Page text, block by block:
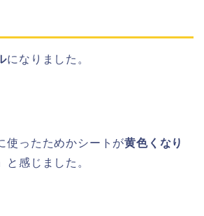
になりました。
使ったためかシートが黄色くなり
と感じました。